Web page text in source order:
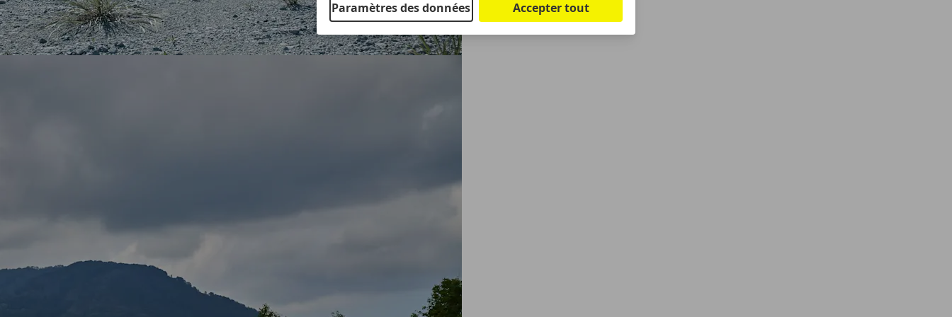
Paramètres des données Accepter tout